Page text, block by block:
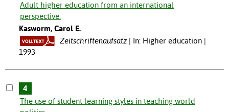
Adult higher education from an international
perspective.
Kasworm, Carol E.
Zeitschriftenaufsatz
In: Higher education |
1993
4
The use of student learning styles in teaching world